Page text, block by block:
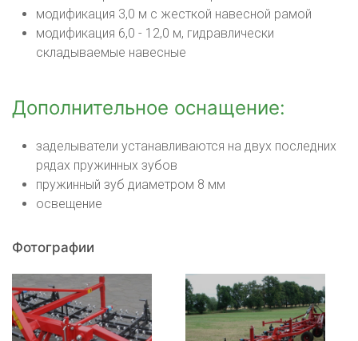
модификация 3,0 м с жесткой навесной рамой
модификация 6,0 - 12,0 м, гидравлически
складываемые навесные
Дополнительное оснащение:
заделыватели устанавливаются на двух последних
рядах пружинных зубов
пружинный зуб диаметром 8 мм
освещение
Фотографии